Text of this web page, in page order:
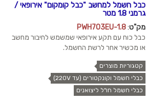
כבל חשמל למחשב "כבל קומקום" אירופאי /
גרמני 1.8 מטר
מק"ט:
PWH703EU-1.8
כבל כוח עם תקע אירופאי שמשמש לחיבור מחשב
או מכשיר אחר לרשת החשמל.
קטגוריות מוצרים
כבלי חשמל וקונקטורים (עד 220V)
כבלי חשמל חו"ל ליצואנים